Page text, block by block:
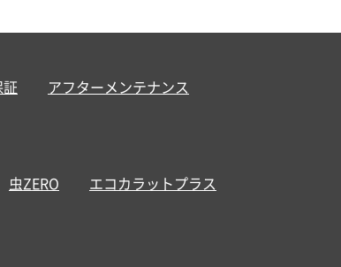
アフターメンテナンス
虫ZERO
エコカラットプラス